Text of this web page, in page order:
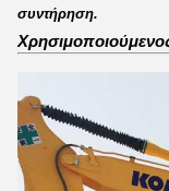
συντήρηση.